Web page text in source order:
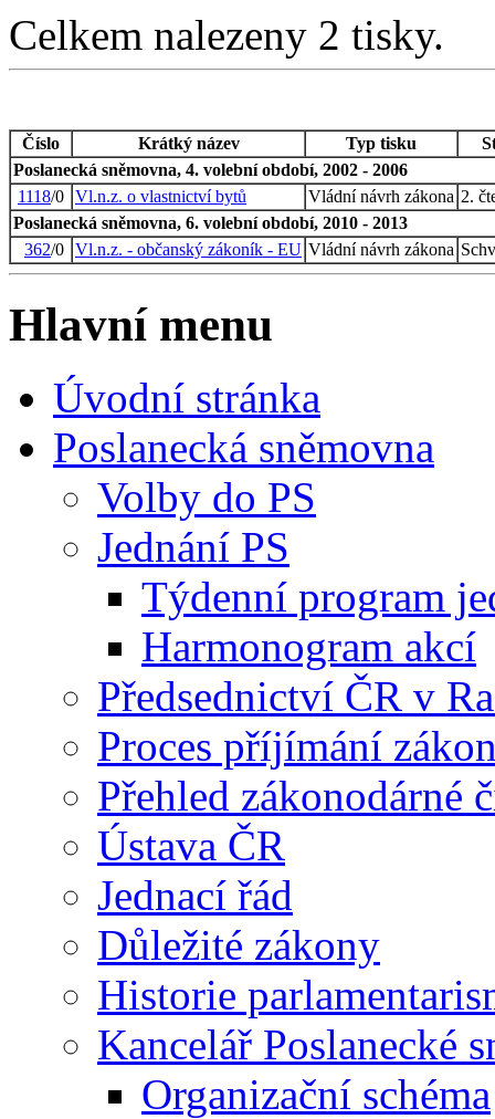
Celkem nalezeny 2 tisky.
Číslo Krátký název Typ tisku
Poslanecká sněmovna, 4. volební období, 2002 - 2006
1118/0 Vl.n.z. o vlastnictví bytů Vládní návrh zákona 2.
Poslanecká sněmovna, 6. volební období, 2010 - 2013
362/0 Vl.n.z. - občanský zákoník - EU Vládní návrh zákona
Hlavní menu
Úvodní stránka
Poslanecká sněmovna
Volby do PS
Jednání PS
Týdenní program
Harmonogram akcí
Předsednictví ČR v
Proces příjímání
Přehled zákonodárné
Ústava ČR
Jednací řád
Důležité zákony
Historie
Kancelář Poslanecké
Organizační schéma